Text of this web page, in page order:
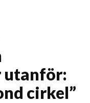
utanför:
cirkel”